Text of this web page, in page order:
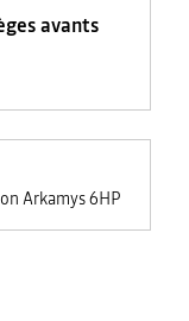
avants
Arkamys 6HP